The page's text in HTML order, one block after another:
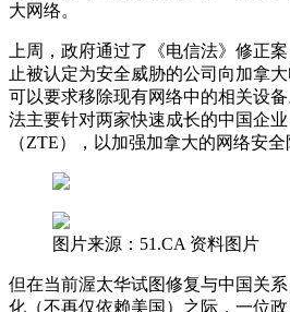
大网络。
上周，政府通过了《电信法》修正
止被认定为安全威胁的公司向加拿
可以要求移除现有网络中的相关设
法主要针对两家快速成长的中国企
（ZTE），以加强加拿大的网络安全
图片来源：51.CA 资料图片
但在当前渥太华试图修复与中国关
化（不再仅依赖美国）之际，一位